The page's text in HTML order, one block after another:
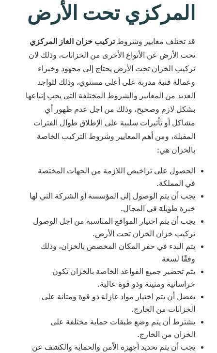
المركزي تحت الأرض
قد تختلف معايير وشروطتركيب خزان الغاز المركزي
تحت الأرض عن الأنواع الأخرى من الخزانات، وذلك لان
تركيب الخزان تحت الأرض يحتاج إلى مجهود وخبراء
وعمالة فنية مدربة على أعلى مستوي، وذلك لتواجد
العديد من المعايير والشروط المختلفة التي يجب إتباعها
بشكل لازم وصحيح، وذلك من اجل عدم ظهور أي
مشاكل أو تأثيرات سلبية على الإطلاق طوال الفترات
المقبلة، ومن أهم المعايير وشروط التركيب الخاصة
بالخزان هي:
الحصول على تراخيص اللازمة من الجهات المختصة
في المملكة.
يجب أن يتم الوصول إلى المؤسسة أو الشركة التي لها
خبرة طويلة في المجال.
يجب أن يتم اختيار المواقع المناسبة من اجل الوصول
تركيب خزان الخزان تحت الأرض.
يتم البدء في حفر المكان المخصص بالخزان، وذلك
وفقًا لسعة
يتم تحضير جميع القواعد الخاصة بالخزان تكون
خراسانية ومتينة وذو قوة عالية.
يفضل أن يتم اختيار مواد غازلة ذو قوة ومتانة على
الخزانات من الخارج.
يشترط أن يتم وضع طبقات حماية مختلفة على
الخزان من الخارج.
يجب أن يتم تحديد أجهزه الأمن والحماية والكشف عن